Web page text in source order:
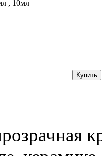
, 10мл